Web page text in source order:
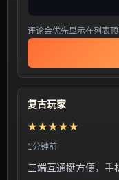
评论会优先显示在列表
复古玩家
★★★★★
1分钟前
三端互通挺方便，手